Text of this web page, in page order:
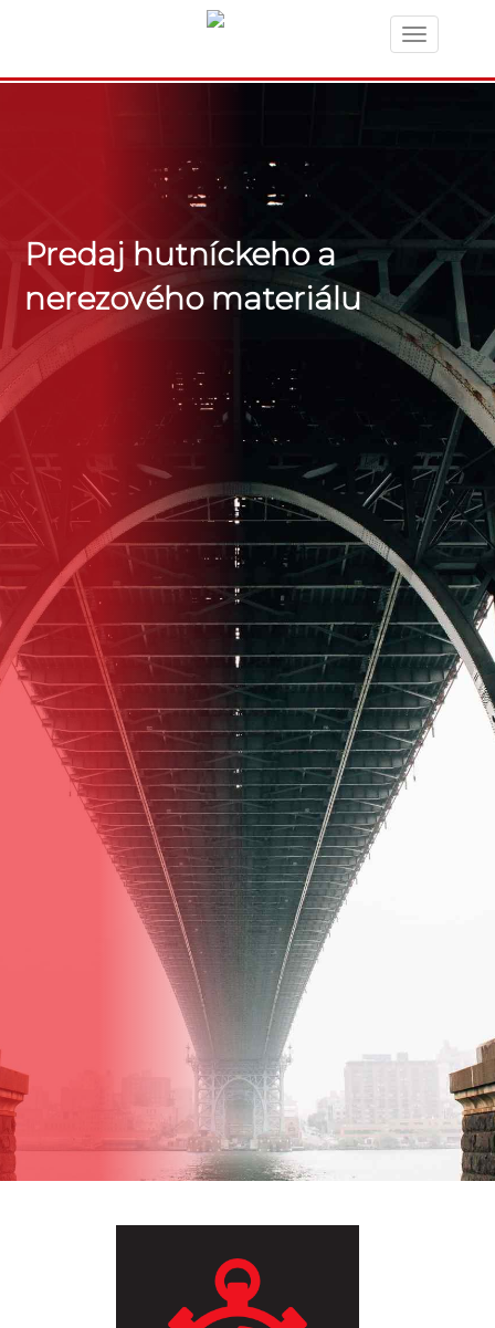
Toggle
navigation
Predaj hutníckeho a
nerezového materiálu